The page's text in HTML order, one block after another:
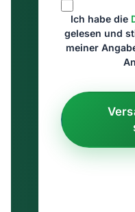
Ich habe die
gelesen und
meiner